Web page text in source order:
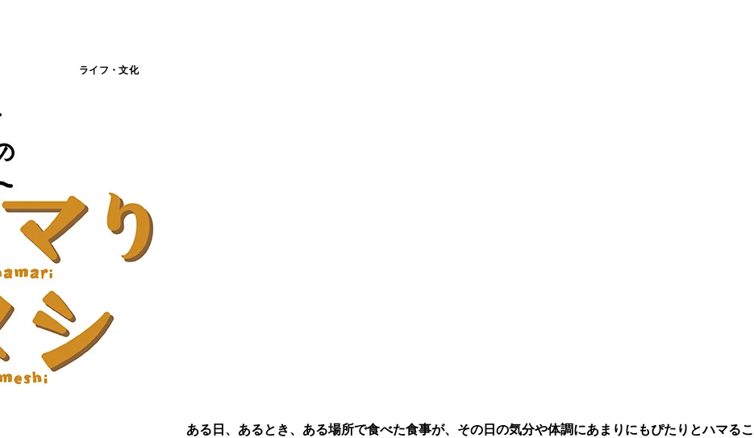
ライフ・文化
ある日、あるとき、ある場所で食べた食事が、その日の気分や体調にあまりにもぴたりとハマるこ